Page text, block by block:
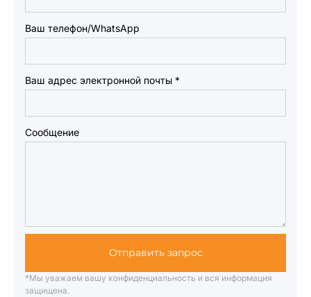
Ваш телефон/WhatsApp
Ваш адрес электронной почты *
Сообщение
Отправить запрос
*Мы уважаем вашу конфиденциальность и вся информация
защищена.